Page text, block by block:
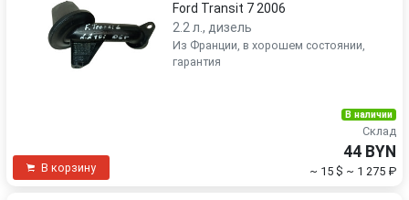
Ford Transit 7 2006
2.2 л., дизель
Из Франции, в хорошем состоянии,
гарантия
В корзину
В наличии
Склад
44 BYN
~ 15 $ ~ 1 275 ₽